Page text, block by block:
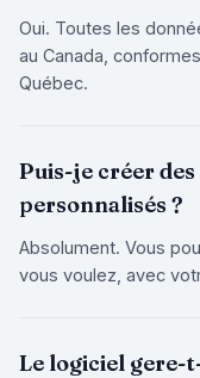
Oui. Toutes les
au Canada,
Québec.
Puis-je créer
personnalisés ?
Absolument. Vous
vous voulez, avec
Le logiciel gere-